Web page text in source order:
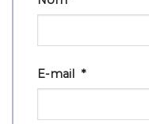
E-mail *